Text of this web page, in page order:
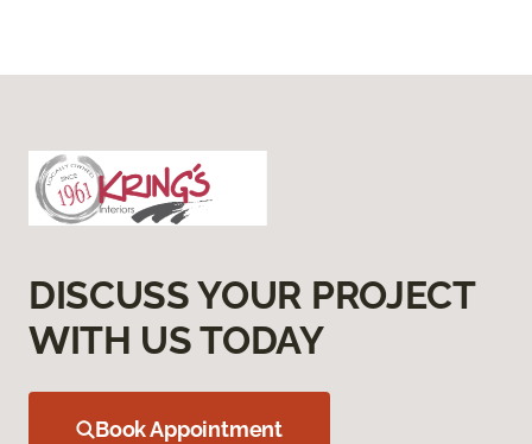
DISCUSS YOUR PROJECT
WITH US TODAY
Book Appointment